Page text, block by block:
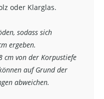
oder Klarglas.
sodass sich
ergeben.
cm von der Korpustiefe
auf Grund der
abweichen.